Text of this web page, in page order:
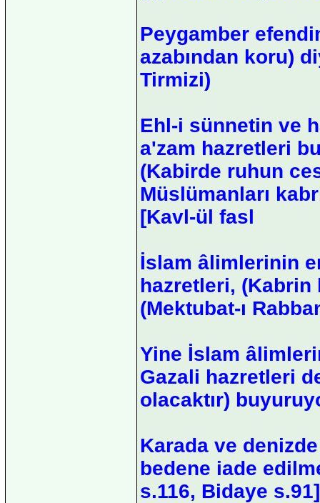
Peygamber
azabından koru)
Tirmizi)
Ehl-i sünnetin ve
a'zam hazretleri
(Kabirde ruhun
Müslümanları
[Kavl-ül fasl
İslam âlimlerinin
hazretleri, (Kabrin
(Mektubat-ı
Yine İslam
Gazali hazretleri
olacaktır)
Karada ve
bedene iade
s.116, Bidaye s.91]